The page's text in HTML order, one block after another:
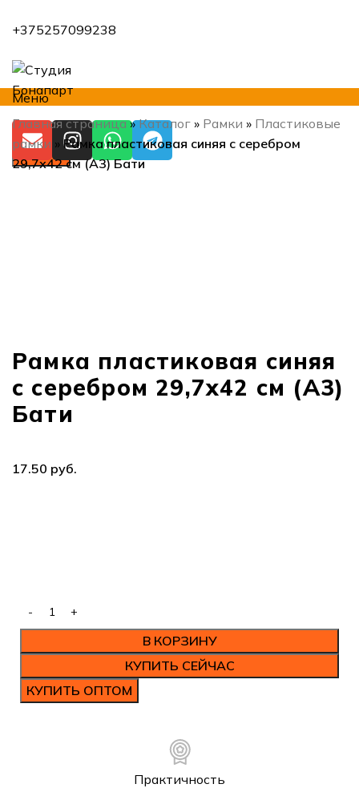
+375257099238
Меню
Искать
Главная страница»Каталог » Рамки » Пластиковые
рамки » Рамка пластиковая синяя с серебром
29,7х42 см (А3) Бати
Рамка пластиковая синяя
с серебром 29,7х42 см (А3)
Бати
руб.
В КОРЗИНУ
КУПИТЬ СЕЙЧАС
КУПИТЬ ОПТОМ
Практичность